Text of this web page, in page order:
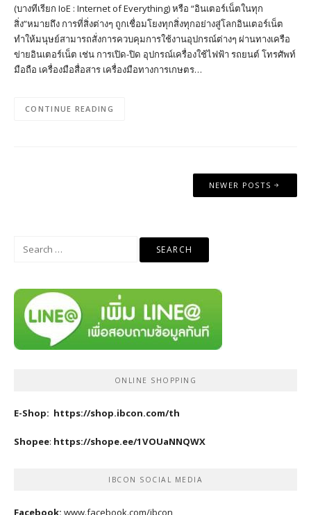
(บางทีเรียก IoE : Internet of Everything) หรือ “อินเตอร์เน็ตในทุก
สิ่ง”หมายถึง การที่สิ่งต่างๆ ถูกเชื่อมโยงทุกสิ่งทุกอย่างสู่โลกอินเตอร์เน็ต
ทำให้มนุษย์สามารถสั่งการควบคุมการใช้งานอุปกรณ์ต่างๆ ผ่านทางเครือ
ข่ายอินเตอร์เน็ต เช่น การเปิด-ปิด อุปกรณ์เครื่องใช้ไฟฟ้า รถยนต์ โทรศัพท์
มือถือ เครื่องมือสื่อสาร เครื่องมือทางการเกษตร…
CONTINUE READING
NEWER POSTS
Search
ONLINE SHOPPING
E-Shop: https://shop.ibcon.com/th
Shopee: https://shope.ee/1VOUaNNQWX
IBCON SOCIAL MEDIA
Facebook: www.facebook.com/ibcon